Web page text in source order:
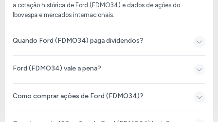
a cotação histórica de Ford (FDMO34) e dados de ações do
Ibovespa e mercados internacionais.
Quando Ford (FDMO34) paga dividendos?
Ford (FDMO34) vale a pena?
Como comprar ações de Ford (FDMO34)?